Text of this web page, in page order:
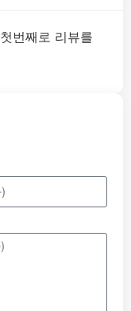
번째로 리뷰를